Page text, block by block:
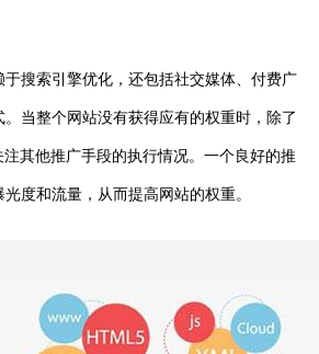
于搜索引擎优化，还包括社交媒体、付费广
当整个网站没有获得应有的权重时，除了
其他推广手段的执行情况。一个良好的推
度和流量，从而提高网站的权重。